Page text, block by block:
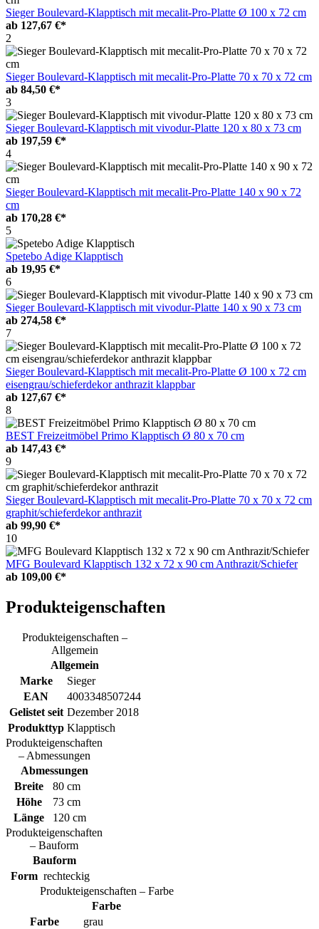
Sieger Boulevard-Klapptisch mit mecalit-Pro-Platte Ø 100 x 72 cm
ab 127,67 €*
2
Sieger Boulevard-Klapptisch mit mecalit-Pro-Platte 70 x 70 x 72 cm
ab 84,50 €*
3
Sieger Boulevard-Klapptisch mit vivodur-Platte 120 x 80 x 73 cm
ab 197,59 €*
4
Sieger Boulevard-Klapptisch mit mecalit-Pro-Platte 140 x 90 x 72
cm
ab 170,28 €*
5
Spetebo Adige Klapptisch
ab 19,95 €*
6
Sieger Boulevard-Klapptisch mit vivodur-Platte 140 x 90 x 73 cm
ab 274,58 €*
7
Sieger Boulevard-Klapptisch mit mecalit-Pro-Platte Ø 100 x 72 cm
eisengrau/schieferdekor anthrazit klappbar
ab 127,67 €*
8
BEST Freizeitmöbel Primo Klapptisch Ø 80 x 70 cm
ab 147,43 €*
9
Sieger Boulevard-Klapptisch mit mecalit-Pro-Platte 70 x 70 x 72 cm
graphit/schieferdekor anthrazit
ab 99,90 €*
10
MFG Boulevard Klapptisch 132 x 72 x 90 cm Anthrazit/Schiefer
ab 109,00 €*
Produkteigenschaften
Produkteigenschaften –
Allgemein
Allgemein
Marke
Sieger
EAN
4003348507244
Gelistet seit Dezember 2018
Produkttyp Klapptisch
Produkteigenschaften
– Abmessungen
Abmessungen
Breite
80 cm
Höhe
73 cm
Länge
120 cm
Produkteigenschaften
– Bauform
Bauform
Form rechteckig
Produkteigenschaften – Farbe
Farbe
Farbe
grau